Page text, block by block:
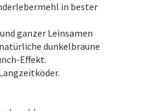
in bester
ganzer Leinsamen
dunkelbraune
Effekt.